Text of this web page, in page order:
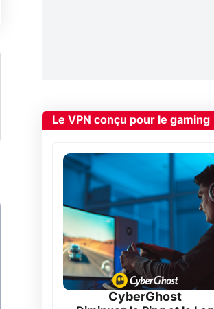
Le VPN conçu pour le gaming
CyberGhost